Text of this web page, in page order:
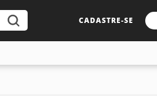
CADASTRE-SE